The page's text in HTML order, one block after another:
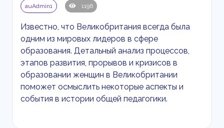
auAdmin1 1196
Известно, что Великобритания всегда была
одним из мировых лидеров в сфере
образования. Детальный анализ процессов,
этапов развития, прорывов и кризисов в
образовании женщин в Великобритании
поможет осмыслить некоторые аспекты и
события в истории общей педагогики.